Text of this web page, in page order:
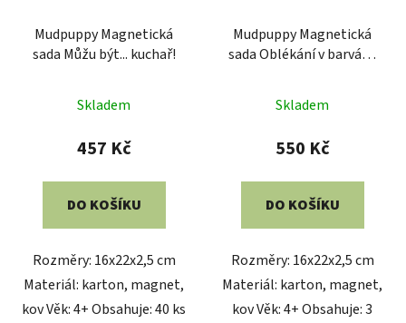
Mudpuppy Magnetická
sada Můžu být... ​​kuchař!
Skladem
457 Kč
DO KOŠÍKU
Rozměry: 16x22x2,5 cm
Materiál: karton, magnet,
kov Věk: 4+ Obsahuje: 40 ks
Mudpuppy Magnetická
sada Oblékání v barvách
Skladem
550 Kč
DO KOŠÍKU
Rozměry: 16x22x2,5 cm
Materiál: karton, magnet,
kov Věk: 4+ Obsahuje: 3